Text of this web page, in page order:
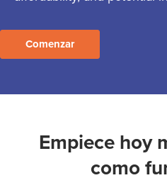
Comenzar
Empiece hoy
como